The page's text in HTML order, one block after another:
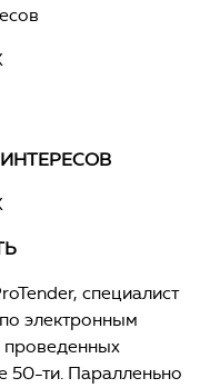
специалист
электронным
проведенных
50-ти. Паралленьно